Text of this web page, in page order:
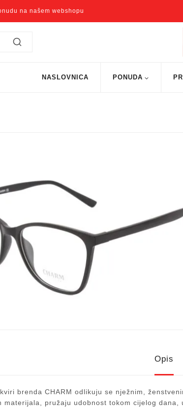
na našem webshopu
NASLOVNICA PONUDA
Opis
brenda CHARM odlikuju se nježnim,
materijala, pružaju udobnost tokom cijelog